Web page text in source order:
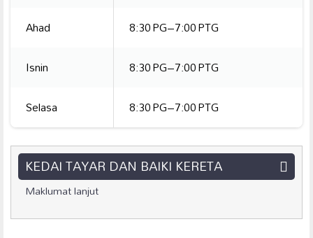
Ahad
8:30 PG–7:00 PTG
Isnin
8:30 PG–7:00 PTG
Selasa
8:30 PG–7:00 PTG
KEDAI TAYAR DAN BAIKI KERETA
Maklumat lanjut